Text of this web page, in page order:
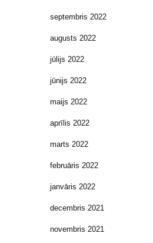
septembris 2022
augusts 2022
jūlijs 2022
jūnijs 2022
maijs 2022
aprīlis 2022
marts 2022
februāris 2022
janvāris 2022
decembris 2021
novembris 2021